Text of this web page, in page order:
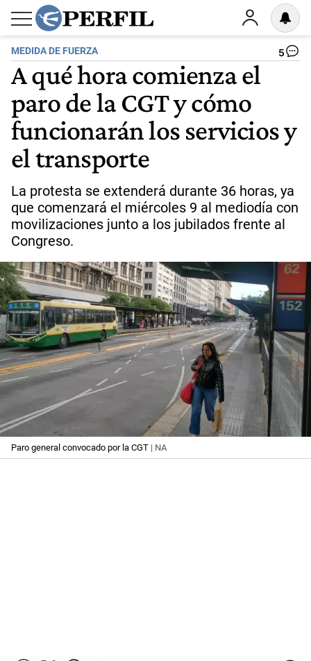
MEDIDA DE FUERZA 5
A qué hora comienza el
paro de la CGT y cómo
funcionarán los servicios y
el transporte
La protesta se extenderá durante 36 horas, ya
que comenzará el miércoles 9 al mediodía con
movilizaciones junto a los jubilados frente al
Congreso.
Paro general convocado por la CGT | NA